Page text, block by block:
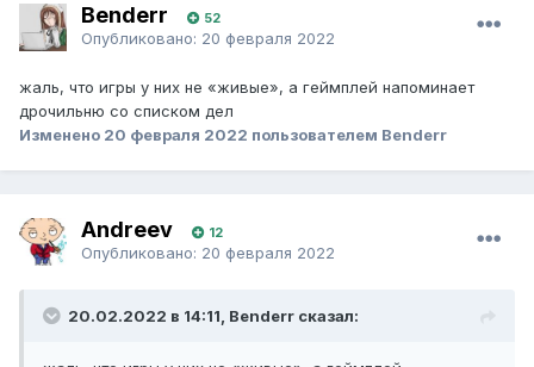
Benderr 52
Опубликовано: 20 февраля 2022
жаль, что игры у них не «живые», а геймплей напоминает
дрочильню со списком дел
Изменено 20 февраля 2022 пользователем Benderr
Andreev 12
Опубликовано: 20 февраля 2022
20.02.2022 в 14:11, Benderr сказал: